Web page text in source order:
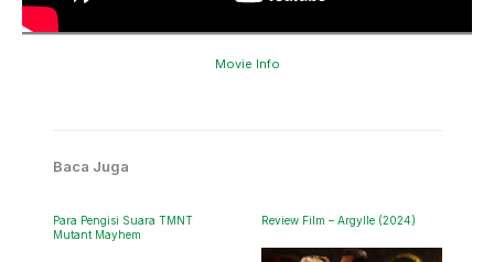
Movie Info
Baca Juga
Para Pengisi Suara TMNT
Mutant Mayhem
Review Film – Argylle (2024)